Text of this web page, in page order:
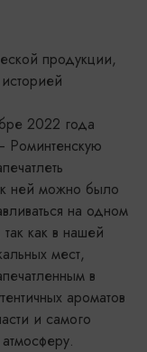
продукции,
2022 года
Роминтенскую
к ней можно было
на одном
как в нашей
мест,
в
ароматов
и самого